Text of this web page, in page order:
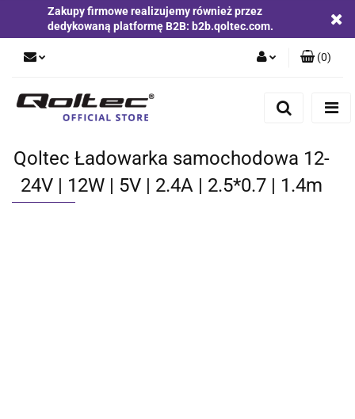
Zakupy firmowe realizujemy również przez
dedykowaną platformę B2B: b2b.qoltec.com.
Zgody cookies
(0)
Qoltec Ładowarka samochodowa 12-
24V | 12W | 5V | 2.4A | 2.5*0.7 | 1.4m